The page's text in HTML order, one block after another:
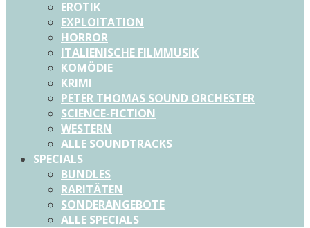
EROTIK
EXPLOITATION
HORROR
ITALIENISCHE FILMMUSIK
KOMÖDIE
KRIMI
PETER THOMAS SOUND ORCHESTER
SCIENCE-FICTION
WESTERN
ALLE SOUNDTRACKS
SPECIALS
BUNDLES
RARITÄTEN
SONDERANGEBOTE
ALLE SPECIALS